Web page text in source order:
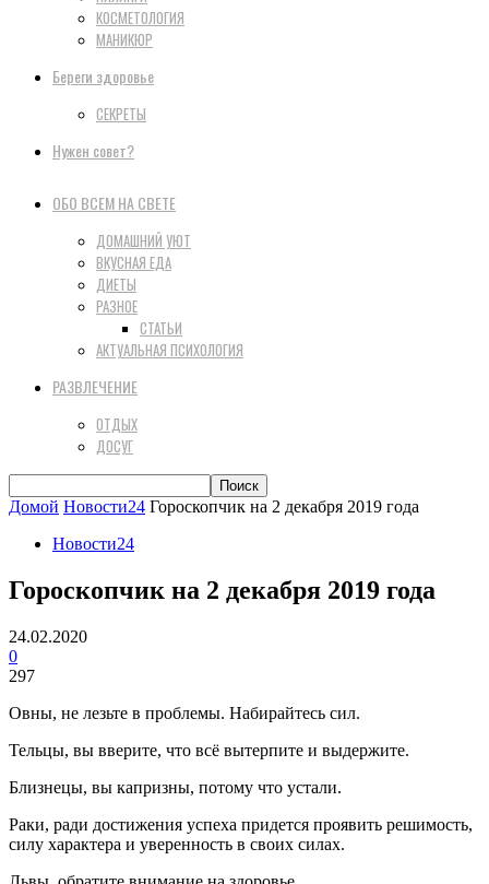
КОСМЕТОЛОГИЯ
МАНИКЮР
Береги здоровье
СЕКРЕТЫ
Нужен совет?
ОБО ВСЕМ НА СВЕТЕ
ДОМАШНИЙ УЮТ
ВКУСНАЯ ЕДА
ДИЕТЫ
РАЗНОЕ
СТАТЬИ
АКТУАЛЬНАЯ ПСИХОЛОГИЯ
РАЗВЛЕЧЕНИЕ
ОТДЫХ
ДОСУГ
Домой Новости24 Гороскопчик на 2 декабря 2019 года
Новости24
Гороскопчик на 2 декабря 2019 года
24.02.2020
0
297
Овны, не лезьте в проблемы. Набирайтесь сил.
Тельцы, вы вверите, что всё вытерпите и выдержите.
Близнецы, вы капризны, потому что устали.
Раки, ради достижения успеха придется проявить решимость,
силу характера и уверенность в своих силах.